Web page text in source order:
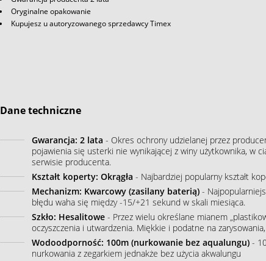
Oryginalne opakowanie
Kupujesz u autoryzowanego sprzedawcy Timex
Dane techniczne
Gwarancja: 2 lata - Okres ochrony udzielanej przez
pojawienia się usterki nie wynikającej z winy użytkownika, w
serwisie producenta.
Kształt koperty: Okrągła - Najbardziej popularny kształt
Mechanizm: Kwarcowy (zasilany baterią)-
błędu waha się między -15/+21 sekund w skali miesiąca.
Szkło: Hesalitowe- Przez wielu określane mianem
oczyszczenia i utwardzenia. Miękkie i podatne na
Wodoodporność: 100m (nurkowanie bez aqualungu)- 10
nurkowania z zegarkiem jednakże bez użycia akwalungu